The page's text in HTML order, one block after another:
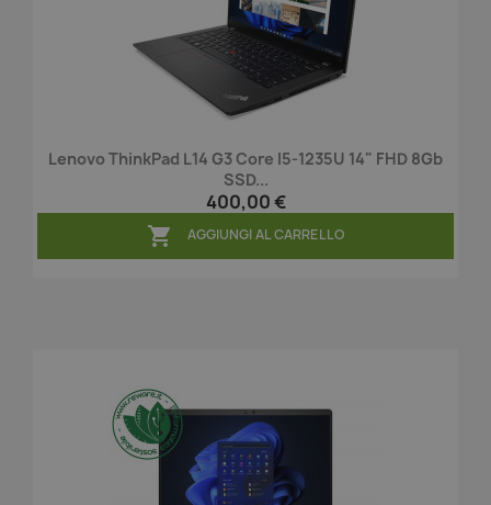
Lenovo ThinkPad L14 G3 Core I5-1235U 14" FHD 8Gb
SSD...
400,00 €
 AGGIUNGI AL CARRELLO